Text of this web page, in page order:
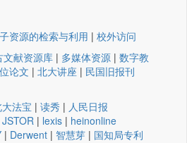
资源的检索与利用 | 校外访问
文献资源库 | 多媒体资源 | 数字教
论文 | 北大讲座 | 民国旧报刊
法宝 | 读秀 | 人民日报
JSTOR | lexis | heinonline
| Derwent | 智慧芽 | 国知局专利